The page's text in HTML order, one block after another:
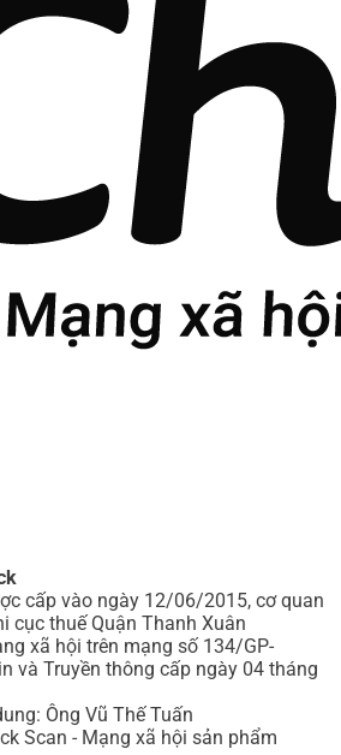
cấp vào ngày 12/06/2015, cơ quan
cục thuế Quận Thanh Xuân
xã hội trên mạng số 134/GP-
và Truyền thông cấp ngày 04 tháng
Ông Vũ Thế Tuấn
Scan - Mạng xã hội sản phẩm